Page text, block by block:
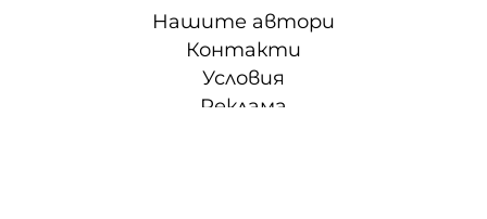
Нашите автори
Контакти
Условия
Реклама